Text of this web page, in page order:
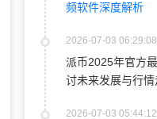
频软件深度解析
2026-07-03 06:29:08
派币2025年官方
讨未来发展与行情
2026-07-03 05:44:12